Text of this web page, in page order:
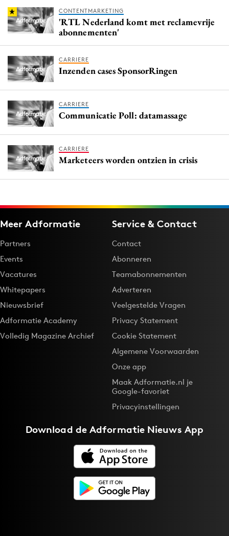
CONTENTMARKETING
'RTL Nederland komt met reclamevrije
abonnementen'
CARRIERE
Inzenden cases SponsorRingen
CARRIERE
Communicatie Poll: datamassage
CARRIERE
Marketeers worden ontzien in crisis
Meer Adformatie
Partners
Events
Vacatures
Whitepapers
Nieuwsbrief
Adformatie Academy
Volledig Magazine Archief
Service & Contact
Contact
Abonneren
Teamabonnementen
Adverteren
Veelgestelde Vragen
Privacy Statement
Cookie Statement
Algemene Voorwaarden
Onze app
Maak Adformatie.nl je
Google-favoriet
Privacyinstellingen
Download deAdformatie Nieuws App